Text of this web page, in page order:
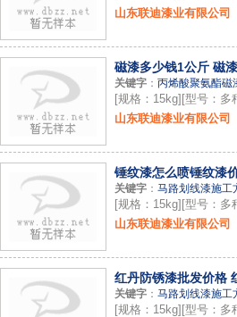
山东联迪漆业有限公司
磁漆多少钱1公斤 磁
关键字 ： 丙烯酸聚氨酯磁
[规格：15kg][型号：多
山东联迪漆业有限公司
锤纹漆怎么喷锤纹漆
关键字 ： 马路划线漆施工
[规格：15kg][型号：多
山东联迪漆业有限公司
红丹防锈漆批发价格
关键字 ： 马路划线漆施工
[规格：15kg][型号：多